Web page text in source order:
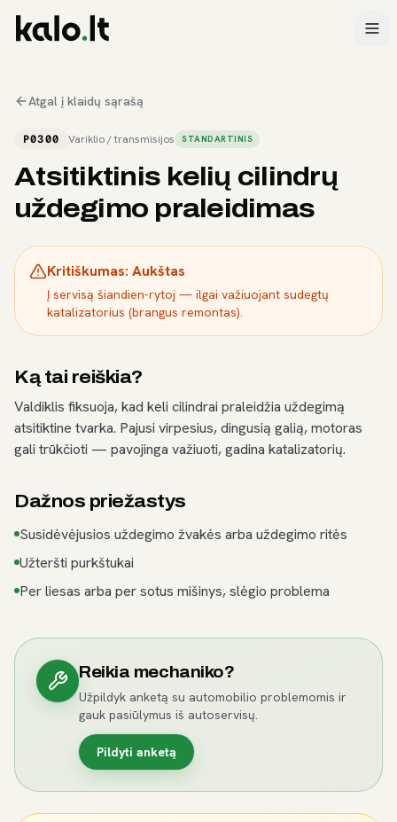
Atgal į klaidų sąrašą
P0300 Variklio / transmisijos STANDARTINIS
Atsitiktinis kelių cilindrų
uždegimo praleidimas
Kritiškumas: Aukštas
Į servisą šiandien-rytoj — ilgai važiuojant sudegtų
katalizatorius (brangus remontas).
Ką tai reiškia?
Valdiklis fiksuoja, kad keli cilindrai praleidžia uždegimą
atsitiktine tvarka. Pajusi virpesius, dingusią galią, motoras
gali trūkčioti — pavojinga važiuoti, gadina katalizatorių.
Dažnos priežastys
Susidėvėjusios uždegimo žvakės arba uždegimo ritės
Užteršti purkštukai
Per liesas arba per sotus mišinys, slėgio problema
Reikia mechaniko?
Užpildyk anketą su automobilio problemomis ir
gauk pasiūlymus iš autoservisų.
Pildyti anketą